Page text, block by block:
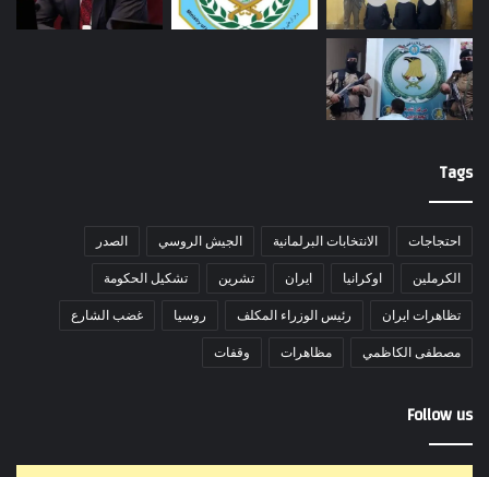
Tags
احتجاجات الانتخابات البرلمانية الجيش الروسي الصدر
الكرملين اوكرانيا ايران تشرين تشكيل الحكومة
تظاهرات ايران رئيس الوزراء المكلف روسيا غضب الشارع
مصطفى الكاظمي مظاهرات وقفات
Follow us